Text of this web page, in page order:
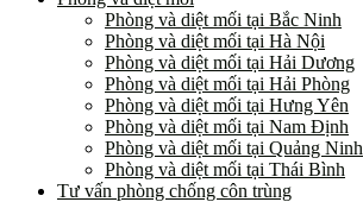
Phòng và diệt mối tại Bắc Ninh
Phòng và diệt mối tại Hà Nội
Phòng và diệt mối tại Hải Dương
Phòng và diệt mối tại Hải Phòng
Phòng và diệt mối tại Hưng Yên
Phòng và diệt mối tại Nam Định
Phòng và diệt mối tại Quảng Ninh
Phòng và diệt mối tại Thái Bình
Tư vấn phòng chống côn trùng